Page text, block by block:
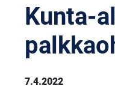
Kunta-
7.4.2022